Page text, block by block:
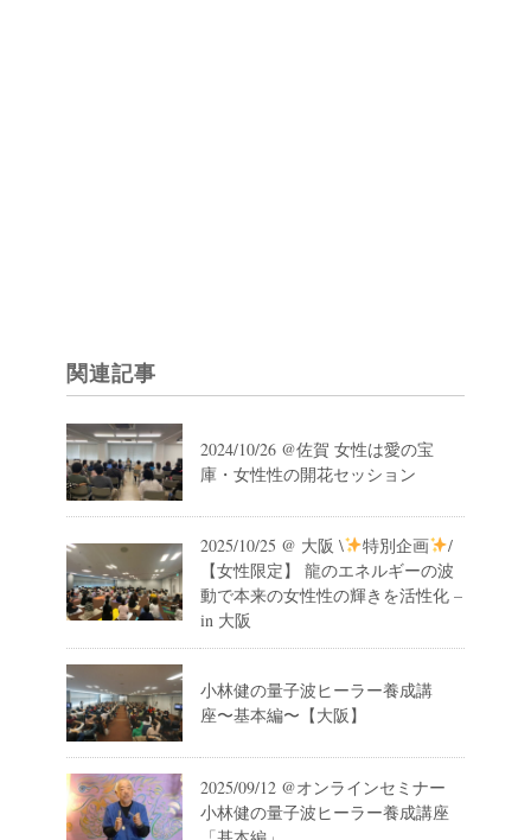
関連記事
2024/10/26 @佐賀 女性は愛の宝
庫・女性性の開花セッション
2025/10/25 @ 大阪 \ 特別企画
/
【女性限定】 龍のエネルギーの波
動で本来の女性性の輝きを活性化 –
in 大阪
小林健の量子波ヒーラー養成講
座〜基本編〜【大阪】
2025/09/12 @オンラインセミナー
小林健の量子波ヒーラー養成講座